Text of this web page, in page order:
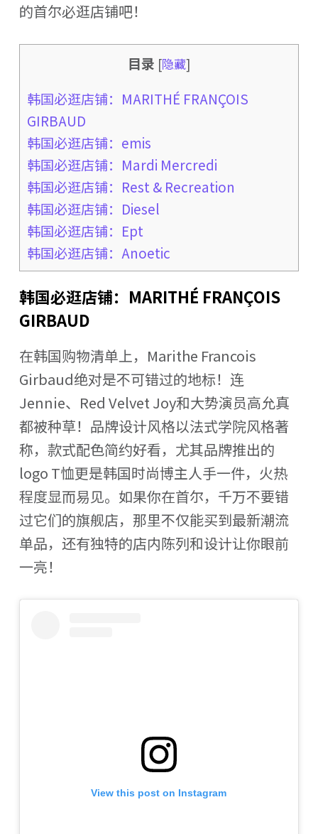
的首尔必逛店铺吧！
目录 [隐藏]
韩国必逛店铺：MARITHÉ FRANÇOIS
GIRBAUD
韩国必逛店铺：emis
韩国必逛店铺：Mardi Mercredi
韩国必逛店铺：Rest & Recreation
韩国必逛店铺：Diesel
韩国必逛店铺：Ept
韩国必逛店铺：Anoetic
韩国必逛店铺： MARITHÉ FRANÇOIS
GIRBAUD
在韩国购物清单上，Marithe Francois
Girbaud绝对是不可错过的地标！连
Jennie、Red Velvet Joy和大势演员高允真
都被种草！品牌设计风格以法式学院风格著
称，款式配色简约好看，尤其品牌推出的
logo T恤更是韩国时尚博主人手一件，火热
程度显而易见。如果你在首尔，千万不要错
过它们的旗舰店，那里不仅能买到最新潮流
单品，还有独特的店内陈列和设计让你眼前
一亮！
View this post on Instagram